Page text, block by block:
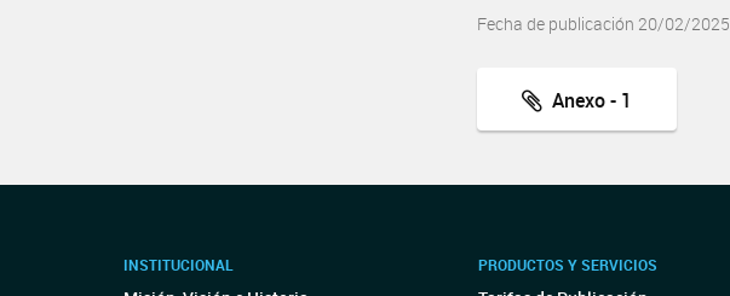
Fecha de publicación 20/02/2025
Anexo - 1
INSTITUCIONAL PRODUCTOS Y SERVICIOS